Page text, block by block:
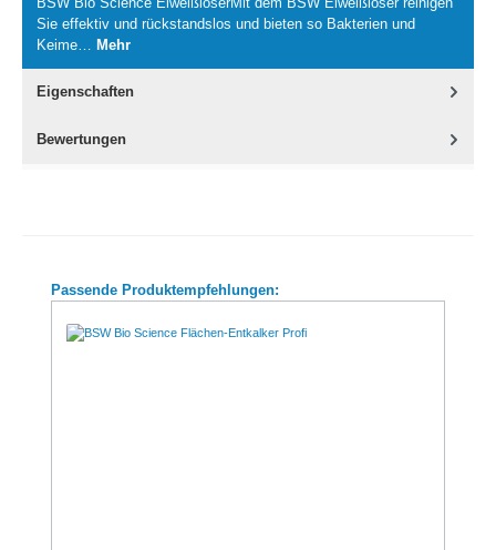
Sie effektiv und rückstandslos und bieten so Bakterien und
Keime… Mehr
Eigenschaften
Bewertungen
Produktgalerie überspringen
Passende Produktempfehlungen: